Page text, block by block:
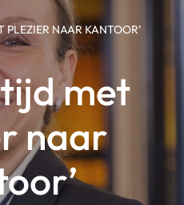
PLEZIER NAAR KANTOOR’
met
naar